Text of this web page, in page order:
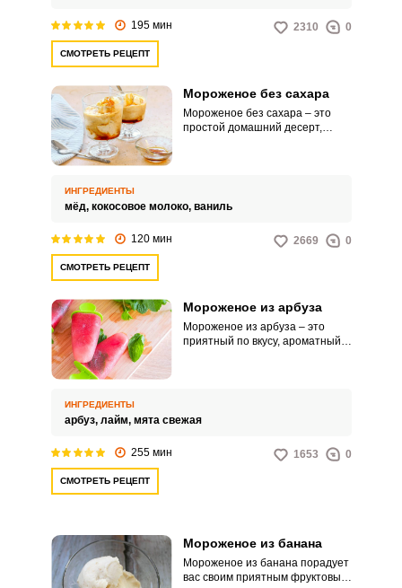
195 мин 2310 0
СМОТРЕТЬ РЕЦЕПТ
Мороженое без сахара
Мороженое без сахара – это
простой домашний десерт,
ИНГРЕДИЕНТЫ
мёд, кокосовое молоко, ваниль
120 мин 2669 0
СМОТРЕТЬ РЕЦЕПТ
Мороженое из арбуза
Мороженое из арбуза – это
приятный по вкусу, ароматный и
ИНГРЕДИЕНТЫ
арбуз, лайм, мята свежая
255 мин 1653 0
СМОТРЕТЬ РЕЦЕПТ
Мороженое из банана
Мороженое из банана порадует
вас своим приятным фруктовым